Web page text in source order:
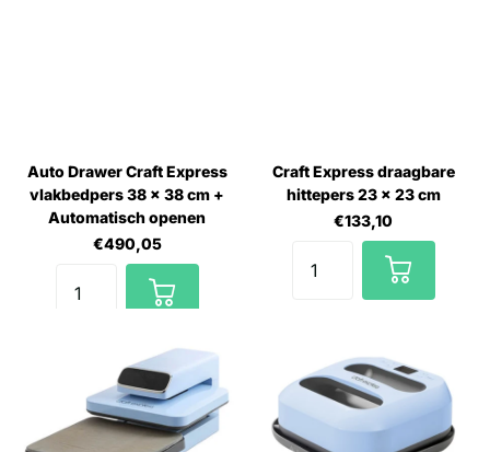
Auto Drawer Craft Express
vlakbedpers 38 x 38 cm +
Automatisch openen
€490,05
Craft Express draagbare
hittepers 23 x 23 cm
€133,10